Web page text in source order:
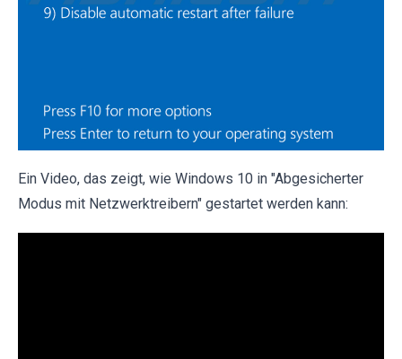
Ein Video, das zeigt, wie Windows 10 in "Abgesicherter
Modus mit Netzwerktreibern" gestartet werden kann: